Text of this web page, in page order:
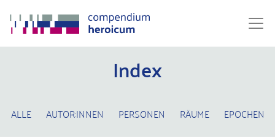
Index
ALLE AUTOR:INNEN PERSONEN RÄUME EPOCHEN